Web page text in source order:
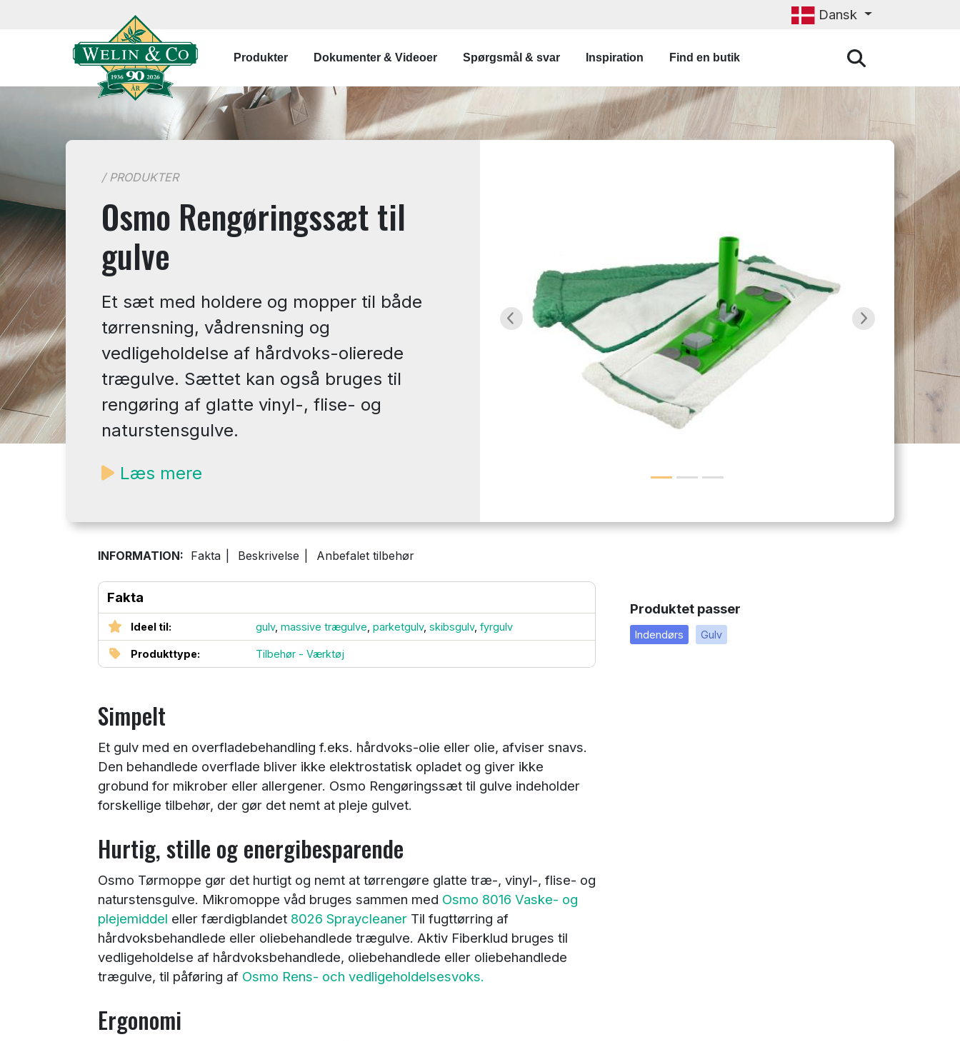
Dansk
Primær navigation
Produkter Dokumenter & Videoer Spørgsmål & svar Inspiration Find en butik
/ PRODUKTER
Osmo Rengøringssæt til
gulve
Et sæt med holdere og mopper til både
tørrensning, vådrensning og
vedligeholdelse af hårdvoks-olierede
trægulve. Sættet kan også bruges til
rengøring af glatte vinyl-, flise- og
naturstensgulve.
Læs mere
Previous Next
INFORMATION: Fakta Beskrivelse Anbefalet tilbehør
Fakta
Ideel til: gulv, massive trægulve, parketgulv, skibsgulv, fyrgulv
Produkttype: Tilbehør - Værktøj
Simpelt
Et gulv med en overfladebehandling f.eks. hårdvoks-olie eller olie, afviser snavs.
Den behandlede overflade bliver ikke elektrostatisk opladet og giver ikke
grobund for mikrober eller allergener. Osmo Rengøringssæt til gulve indeholder
forskellige tilbehør, der gør det nemt at pleje gulvet.
Hurtig, stille og energibesparende
Osmo Tørmoppe gør det hurtigt og nemt at tørrengøre glatte træ-, vinyl-, flise- og
naturstensgulve. Mikromoppe våd bruges sammen med Osmo 8016 Vaske- og
plejemiddel eller færdigblandet 8026 Spraycleaner Til fugttørring af
hårdvoksbehandlede eller oliebehandlede trægulve. Aktiv Fiberklud bruges til
vedligeholdelse af hårdvoksbehandlede, oliebehandlede eller oliebehandlede
trægulve, til påføring af Osmo Rens- och vedligeholdelsesvoks.
Ergonomi
Produktet passer
Indendørs Gulv